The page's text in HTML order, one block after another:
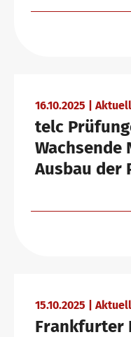
ShopCampusTraining
16.10.2025 |
telc
Wachsende
Ausbau der
15.10.2025 |
Frankfurter